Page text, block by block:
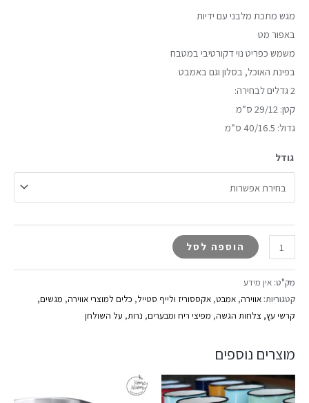
מגש מתכת מלבני עם ידיות
באפור מט
משמש כפריט נוי דקורטיבי במטבח
בפינת האוכל, בסלון וגם באמבט
2 גדלים לבחירה:
קטן: 29/12 ס”מ
גדול: 40/16.5 ס”מ
גודל
הוספה לסל
מק"ט: אין מידע
קטגוריות: אווירה, אמבט, אקססוריז ולייף סטייל, כלים למוצרי אווירה, מגשים,
קרשי עץ, צלחות הגשה, מפיצי ריח ומבערים, נרות, על השולחן
מוצרים נוספים